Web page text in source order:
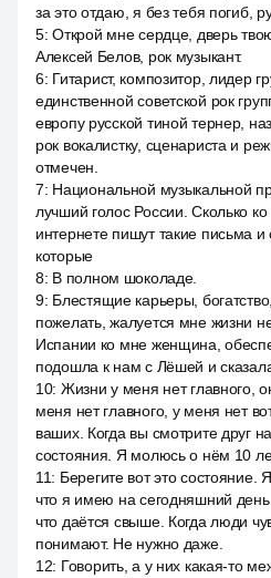
за это отдаю, я без тебя погиб,
5:Открой мне сердце, дверь
Алексей Белов, рок музыкант.
6: Гитарист, композитор, лидер
единственной советской рок
европу русской тиной тернер,
рок вокалистку, сценариста и
отмечен.
7: Национальной музыкальной
лучший голос России. Сколько
интернете пишут такие письма
которые
8: В полном шоколаде.
9: Блестящие карьеры,
пожелать, жалуется мне жизни
Испании ко мне женщина,
подошла к нам с Лёшей и
10: Жизни у меня нет главного,
меня нет главного, у меня нет
ваших. Когда вы смотрите друг
состояния. Я молюсь о нём 10
11: Берегите вот это состояние.
что я имею на сегодняшний
что даётся свыше. Когда люди
понимают. Не нужно даже.
12: Говорить, а у них какая-то